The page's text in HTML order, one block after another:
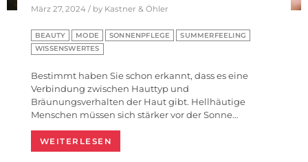
März 27, 2024 / by Kastner & Öhler
BEAUTY MODE SONNENPFLEGE
SUMMERFEELING
WISSENSWERTES
Bestimmt haben Sie schon erkannt, dass es eine
Verbindung zwischen Hauttyp und
Bräunungsverhalten der Haut gibt. Hellhäutige
Menschen müssen sich stärker vor der Sonne…
WEITERLESEN